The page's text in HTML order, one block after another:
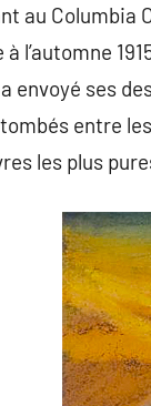
au Columbia
à l’automne
a envoyé ses
entre
les plus